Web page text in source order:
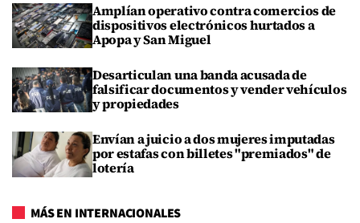
Amplían operativo contra comercios de
dispositivos electrónicos hurtados a
Apopa y San Miguel
Desarticulan una banda acusada de
falsificar documentos y vender vehículos
y propiedades
Envían a juicio a dos mujeres imputadas
por estafas con billetes "premiados" de
lotería
MÁS EN INTERNACIONALES